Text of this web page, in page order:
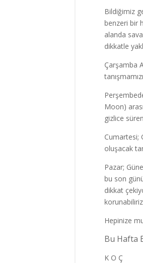
Bildiğimiz
benzeri bir
alanda
dikkatle
Çarşamba
Moon)
gizlice
Cumartesi;
oluşacak
Pazar;
bu son
dikkat
Hepinize
Bu Hafta
K O Ç